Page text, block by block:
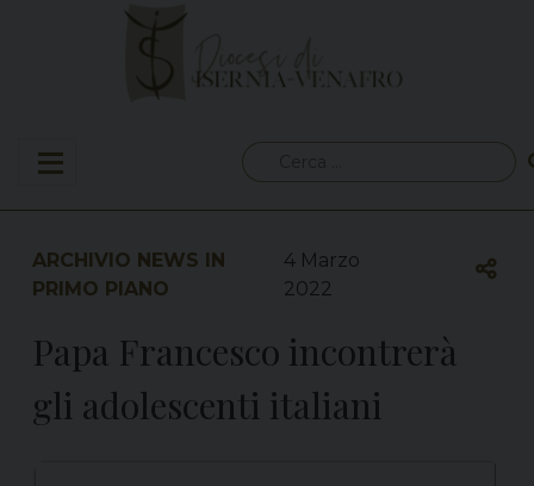
per:
ARCHIVIO NEWS IN
PRIMO PIANO
4 Marzo
2022
Papa Francesco incontrerà
gli adolescenti italiani